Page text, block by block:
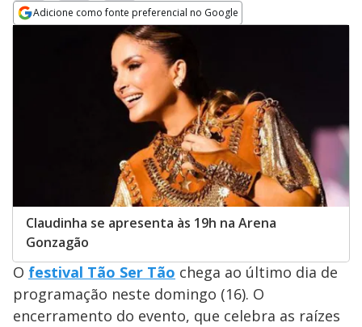
Adicione como fonte preferencial no Google
Opens in new window
Claudinha se apresenta às 19h na Arena
Gonzagão
O festival Tão Ser Tão chega ao último dia de
programação neste domingo (16). O
encerramento do evento, que celebra as raízes